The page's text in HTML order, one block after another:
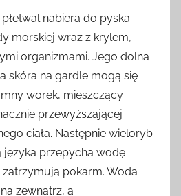
nabiera do pyska
morskiej wraz z krylem,
organizmami. Jego dolna
skóra na gardle mogą się
worek, mieszczący
przewyższającej
ciała. Następnie wieloryb
języka przepycha wodę
zatrzymują pokarm. Woda
zewnątrz, a